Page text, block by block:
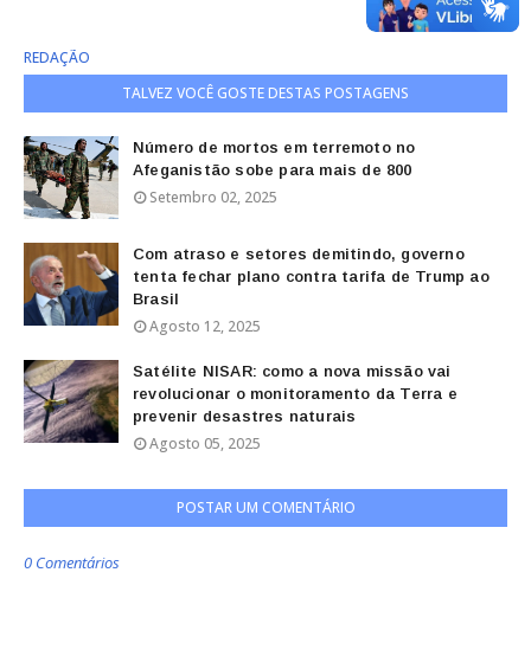
REDAÇÃO
TALVEZ VOCÊ GOSTE DESTAS POSTAGENS
Número de mortos em terremoto no
Afeganistão sobe para mais de 800
Setembro 02, 2025
Com atraso e setores demitindo, governo
tenta fechar plano contra tarifa de Trump ao
Brasil
Agosto 12, 2025
Satélite NISAR: como a nova missão vai
revolucionar o monitoramento da Terra e
prevenir desastres naturais
Agosto 05, 2025
POSTAR UM COMENTÁRIO
0 Comentários